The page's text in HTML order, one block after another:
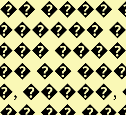
����
��
�����,